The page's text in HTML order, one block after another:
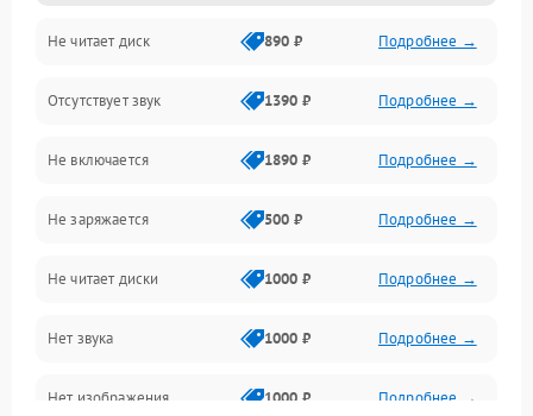
Звук и аудиовыходы
Диски и привод
Сеть и онлайн
Геймпады и аксессуары
Разъёмы и корпус
Питание и электрика
Перегрев и охлаждение
Не читает диск 890 ₽ Подробнее →
Отсутствует звук 1390 ₽ Подробнее →
Не включается 1890 ₽ Подробнее →
Не заряжается 500 ₽ Подробнее →
Не читает диски 1000 ₽ Подробнее →
Нет звука 1000 ₽ Подробнее →
Нет изображения 1000 ₽ Подробнее →